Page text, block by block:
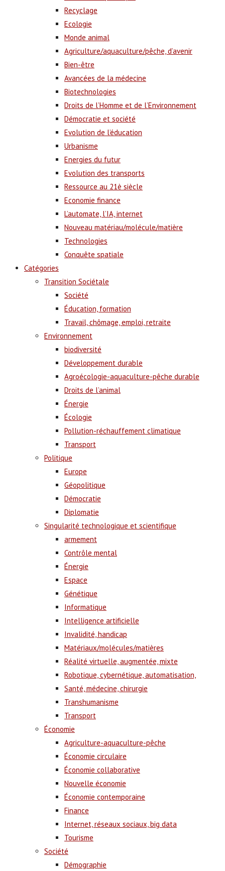
Recyclage
Ecologie
Monde animal
Agriculture/aquaculture/pêche, d’avenir
Bien-être
Avancées de la médecine
Biotechnologies
Droits de l’Homme et de l’Environnement
Démocratie et société
Evolution de l’éducation
Urbanisme
Energies du futur
Evolution des transports
Ressource au 21è siècle
Economie finance
L’automate, l’IA, internet
Nouveau matériau/molécule/matière
Technologies
Conquête spatiale
Catégories
Transition Sociétale
Société
Éducation, formation
Travail, chômage, emploi, retraite
Environnement
biodiversité
Développement durable
Agroécologie-aquaculture-pêche durable
Droits de l’animal
Énergie
Écologie
Pollution-réchauffement climatique
Transport
Politique
Europe
Géopolitique
Démocratie
Diplomatie
Singularité technologique et scientifique
armement
Contrôle mental
Énergie
Espace
Génétique
Informatique
Intelligence artificielle
Invalidité, handicap
Matériaux/molécules/matières
Réalité virtuelle, augmentée, mixte
Robotique, cybernétique, automatisation,
Santé, médecine, chirurgie
Transhumanisme
Transport
Économie
Agriculture-aquaculture-pêche
Économie circulaire
Économie collaborative
Nouvelle économie
Économie contemporaine
Finance
Internet, réseaux sociaux, big data
Tourisme
Société
Démographie